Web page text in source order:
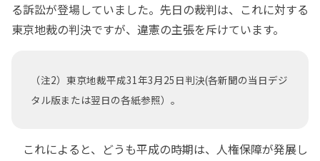
る訴訟が登場していました。先日の裁判は、これに対する
東京地裁の判決ですが、違憲の主張を斥けています。
（注2）東京地裁平成31年3月25日判決(各新聞の当日デジ
タル版または翌日の各紙参照）。
これによると、どうも平成の時期は、人権保障が発展し